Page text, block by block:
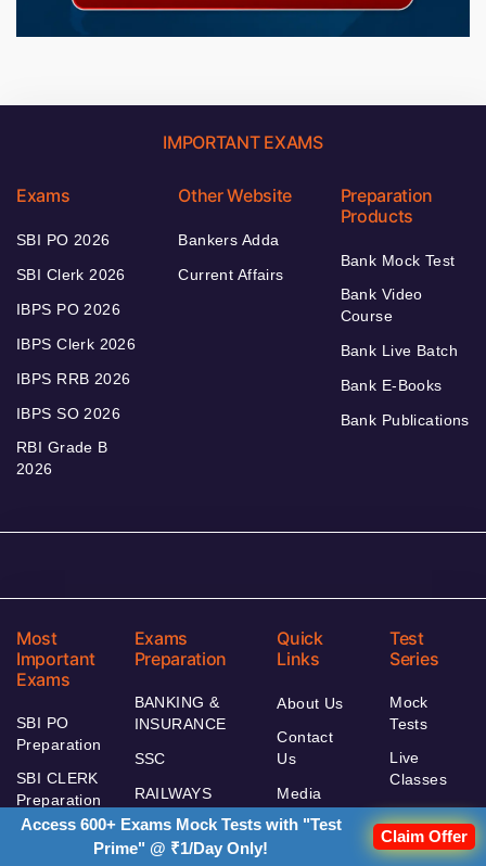
IMPORTANT EXAMS
Exams
SBI PO 2026
SBI Clerk 2026
IBPS PO 2026
IBPS Clerk 2026
IBPS RRB 2026
IBPS SO 2026
RBI Grade B
2026
Other Website
Bankers Adda
Current Affairs
Preparation
Products
Bank Mock Test
Bank Video
Course
Bank Live Batch
Bank E-Books
Bank Publications
Most
Important
Exams
SBI PO
Preparation
SBI CLERK
Preparation
SEBI
Preparation
Exams
Preparation
BANKING &
INSURANCE
SSC
RAILWAYS
TEACHING
Quick
Links
About Us
Contact
Us
Media
Careers
Test
Series
Mock
Tests
Live
Classes
Videos
Course
Access 600+ Exams Mock Tests with "Test
Prime" @ ₹1/Day Only!
Claim Offer